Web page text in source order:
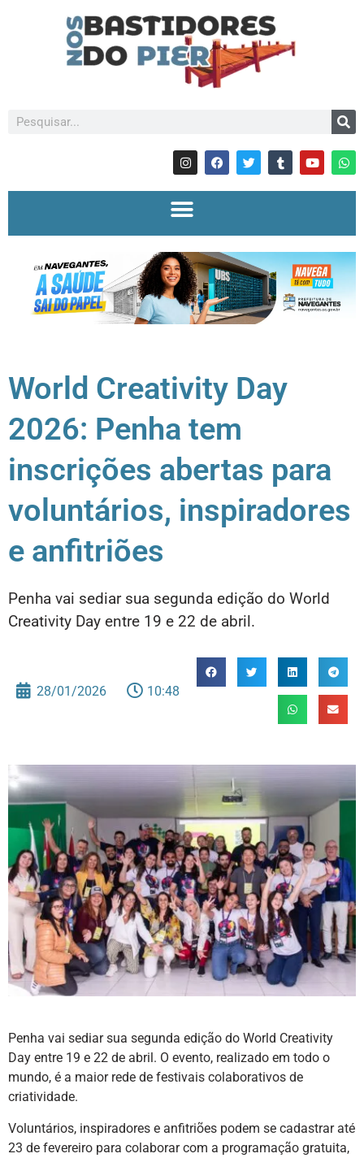
World Creativity Day
2026: Penha tem
inscrições abertas para
voluntários, inspiradores
e anfitriões
Penha vai sediar sua segunda edição do World
Creativity Day entre 19 e 22 de abril.
28/01/2026 10:48
Penha vai sediar sua segunda edição do World Creativity
Day entre 19 e 22 de abril. O evento, realizado em todo o
mundo, é a maior rede de festivais colaborativos de
criatividade.
Voluntários, inspiradores e anfitriões podem se cadastrar até
23 de fevereiro para colaborar com a programação gratuita,